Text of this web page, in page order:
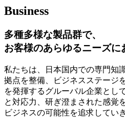
Business
多種多様な製品群で、
お客様のあらゆるニーズに
私たちは、日本国内での専門知
拠点を整備、ビジネスステージ
を発揮するグルーバル企業とし
と対応力、研ぎ澄まされた感覚
ビジネスの可能性を追求してい